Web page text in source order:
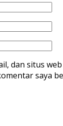
dan situs
saya